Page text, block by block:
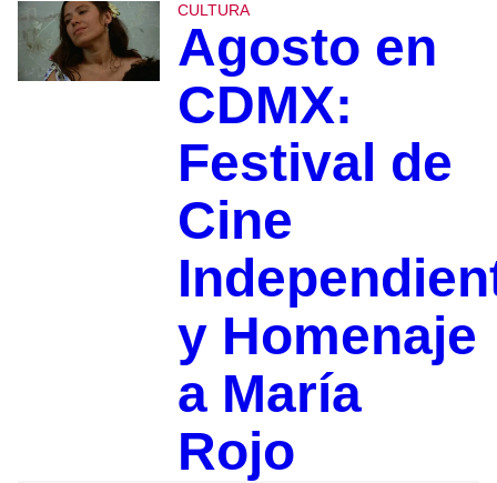
CULTURA
Agosto en
CDMX:
Festival de
Cine
y Homenaje
a María
Rojo